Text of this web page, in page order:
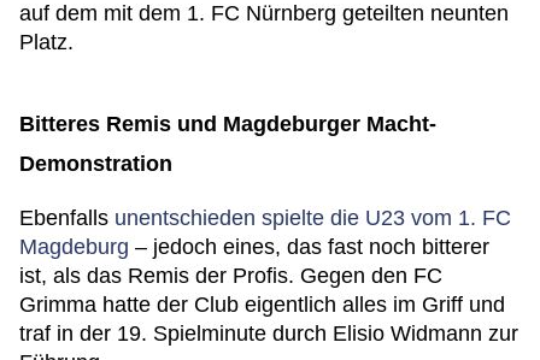
auf dem mit dem 1. FC Nürnberg geteilten neunten
Platz.
Bitteres Remis und Magdeburger Macht-
Demonstration
Ebenfalls unentschieden spielte die U23 vom 1. FC
Magdeburg – jedoch eines, das fast noch bitterer
ist, als das Remis der Profis. Gegen den FC
Grimma hatte der Club eigentlich alles im Griff und
traf in der 19. Spielminute durch Elisio Widmann zur